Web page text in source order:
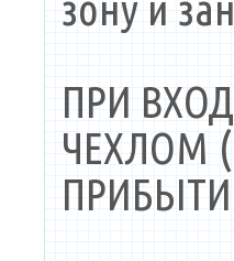
ПРИ
ЧЕХЛОМ